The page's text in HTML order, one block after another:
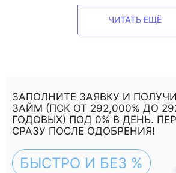
ЧИТАТЬ ЕЩЁ
ЗАПОЛНИТЕ ЗАЯВКУ И
ЗАЙМ (ПСК ОТ 292,000% ДО
ГОДОВЫХ) ПОД 0% В ДЕНЬ.
СРАЗУ ПОСЛЕ ОДОБРЕНИЯ!
БЫСТРО И БЕЗ %